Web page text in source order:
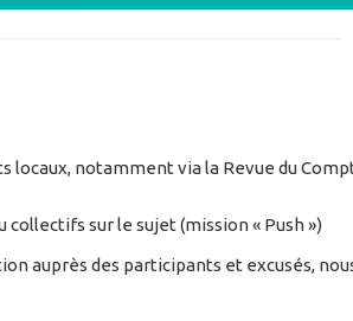
locaux, notamment via la Revue du
sur le sujet (mission « Push »)
auprès des participants et excusés,